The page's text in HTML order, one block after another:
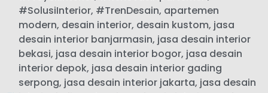
#SolusiInterior, #TrenDesain, apartemen
modern, desain interior, desain kustom, jasa
desain interior banjarmasin, jasa desain interior
bekasi, jasa desain interior bogor, jasa desain
interior depok, jasa desain interior gading
serpong, jasa desain interior jakarta, jasa desain